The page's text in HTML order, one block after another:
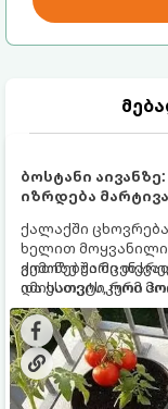
ბოსტანი
იზრდება
ქალაქში
ხელით
გემოზე უარი
იმისათვის, რომ
ყოველდღიურად
ბოსტნეულს
ქოთნებში
და ესთეტიკური
კულტურები
და როგორ